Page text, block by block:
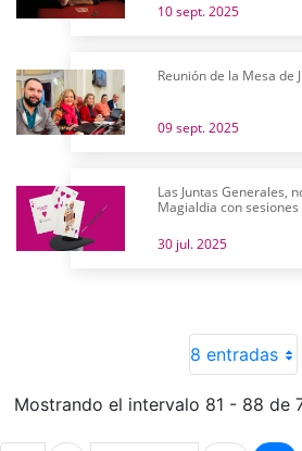
10 sept. 2025
Reunión de la Mesa de
09 sept. 2025
Las Juntas Generales,
Magialdia con
30 jul. 2025
8 entradas
Mostrando el intervalo 81 - 88 de